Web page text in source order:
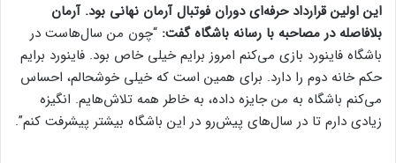
این اولین قرارداد حرفه‌ای دوران فوتبال آرمان نهانی بود. آرمان
‏بلافاصله در مصاحبه با رسانه باشگاه گفت: “چون من سال‌هاست ‏در
باشگاه فاینورد بازی می‌کنم امروز برایم خیلی خاص بود. فاینورد ‏برایم
حکم خانه دوم را دارد. برای همین است که خیلی خوشحالم، ‏احساس
می‌کنم باشگاه به من جایزه داده، به خاطر همه ‏تلاش‌هایم. انگیزه
زیادی دارم تا در سال‌های پیش‌رو در این باشگاه ‏بیشتر پیشرفت کنم”.